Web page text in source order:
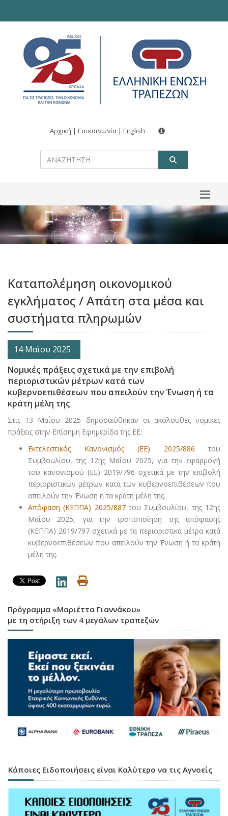
Αρχική | Επικοινωνία | English
Καταπολέμηση οικονομικού
εγκλήματος / Απάτη στα μέσα και
συστήματα πληρωμών
14 Μαϊου 2025
Nομικές πράξεις σχετικά με την επιβολή
περιοριστικών μέτρων κατά των
κυβερνοεπιθέσεων που απειλούν την Ένωση ή τα
κράτη μέλη της
Στις 13 Μαΐου 2025 δημοσιεύθηκαν οι ακόλουθες νομικές
πράξεις στην Επίσημη Εφημερίδα της ΕΕ:
Εκτελεστικός Kανονισμός (EE) 2025/886 του
Συμβουλίου, της 12ης Μαΐου 2025, για την εφαρμογή
του κανονισμού (ΕΕ) 2019/796 σχετικά με την επιβολή
περιοριστικών μέτρων κατά των κυβερνοεπιθέσεων που
απειλούν την Ένωση ή τα κράτη μέλη της.
Απόφαση (ΚΕΠΠΑ) 2025/887του Συμβουλίου, της 12ης
Μαΐου 2025, για την τροποποίηση της απόφασης
(ΚΕΠΠΑ) 2019/797 σχετικά με τα περιοριστικά μέτρα κατά
κυβερνοεπιθέσεων που απειλούν την Ένωση ή τα κράτη
μέλη της.
Πρόγραμμα «Μαριέττα Γιαννάκου»
με τη στήριξη των 4 μεγάλων τραπεζών
Κάποιες Ειδοποιήσεις είναι Καλύτερο να τις Αγνοείς